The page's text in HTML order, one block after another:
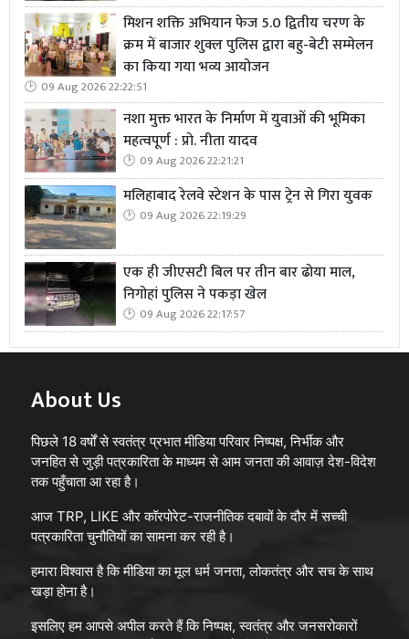
मिशन शक्ति अभियान फेज 5.0 द्वितीय चरण के
क्रम में बाजार शुक्ल पुलिस द्वारा बहु-बेटी सम्मेलन
का किया गया भव्य आयोजन
09 Aug 2026 22:22:51
नशा मुक्त भारत के निर्माण में युवाओं की भूमिका
महत्वपूर्ण : प्रो. नीता यादव
09 Aug 2026 22:21:21
मलिहाबाद रेलवे स्टेशन के पास ट्रेन से गिरा युवक
09 Aug 2026 22:19:29
एक ही जीएसटी बिल पर तीन बार ढोया माल,
निगोहां पुलिस ने पकड़ा खेल
09 Aug 2026 22:17:57
About Us
पिछले 18 वर्षों से स्वतंत्र प्रभात मीडिया परिवार निष्पक्ष, निर्भीक और
जनहित से जुड़ी पत्रकारिता के माध्यम से आम जनता की आवाज़ देश-विदेश
तक पहुँचाता आ रहा है।
आज TRP, LIKE और कॉरपोरेट-राजनीतिक दबावों के दौर में सच्ची
पत्रकारिता चुनौतियों का सामना कर रही है।
हमारा विश्वास है कि मीडिया का मूल धर्म जनता, लोकतंत्र और सच के साथ
खड़ा होना है।
इसलिए हम आपसे अपील करते हैं कि निष्पक्ष, स्वतंत्र और जनसरोकारों